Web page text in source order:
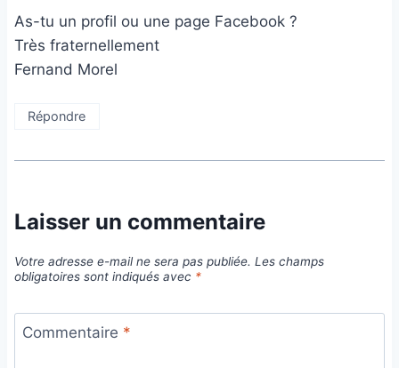
As-tu un profil ou une page Facebook ?
Très fraternellement
Fernand Morel
Répondre
Laisser un commentaire
Votre adresse e-mail ne sera pas publiée. Les champs
obligatoires sont indiqués avec *
Commentaire *